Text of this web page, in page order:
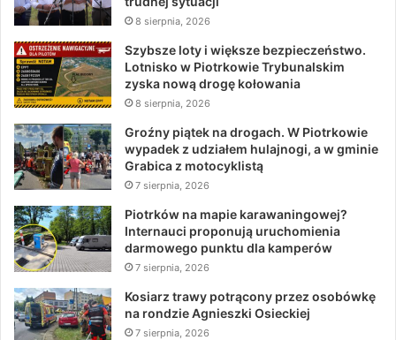
8 sierpnia, 2026
Szybsze loty i większe bezpieczeństwo.
Lotnisko w Piotrkowie Trybunalskim
zyska nową drogę kołowania
8 sierpnia, 2026
Groźny piątek na drogach. W Piotrkowie
wypadek z udziałem hulajnogi, a w gminie
Grabica z motocyklistą
7 sierpnia, 2026
Piotrków na mapie karawaningowej?
Internauci proponują uruchomienia
darmowego punktu dla kamperów
7 sierpnia, 2026
Kosiarz trawy potrącony przez osobówkę
na rondzie Agnieszki Osieckiej
7 sierpnia, 2026